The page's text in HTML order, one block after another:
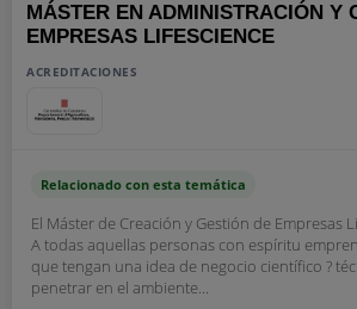
MÁSTER EN ADMINISTRACIÓN Y
EMPRESAS LIFESCIENCE
ACREDITACIONES
Relacionado con esta temática
El Máster de Creación y Gestión de Empresas
A todas aquellas personas con espíritu
que tengan una idea de negocio científico ?
penetrar en el ambiente...